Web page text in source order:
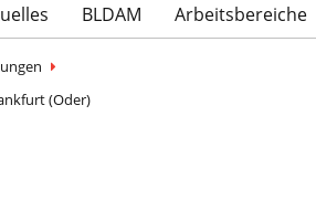
BLDAM Arbeitsbereiche
(Oder)